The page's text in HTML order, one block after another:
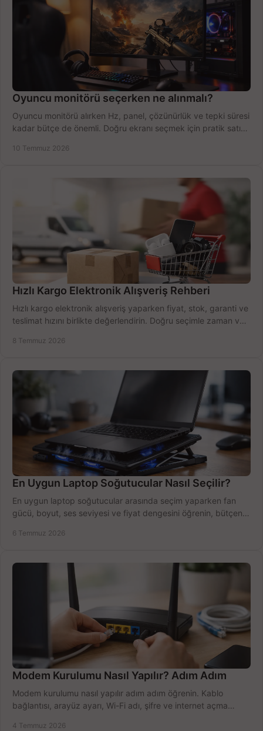
Oyuncu monitörü seçerken ne alınmalı?
Oyuncu monitörü alırken Hz, panel, çözünürlük ve tepki süresi
kadar bütçe de önemli. Doğru ekranı seçmek için pratik satın
10 Temmuz 2026
Hızlı Kargo Elektronik Alışveriş Rehberi
Hızlı kargo elektronik alışveriş yaparken fiyat, stok, garanti ve
teslimat hızını birlikte değerlendirin. Doğru seçimle zaman ve
8 Temmuz 2026
En Uygun Laptop Soğutucular Nasıl Seçilir?
En uygun laptop soğutucular arasında seçim yaparken fan
gücü, boyut, ses seviyesi ve fiyat dengesini öğrenin, bütçenizi
6 Temmuz 2026
Modem Kurulumu Nasıl Yapılır? Adım Adım
Modem kurulumu nasıl yapılır adım adım öğrenin. Kablo
bağlantısı, arayüz ayarı, Wi-Fi adı, şifre ve internet açma
4 Temmuz 2026